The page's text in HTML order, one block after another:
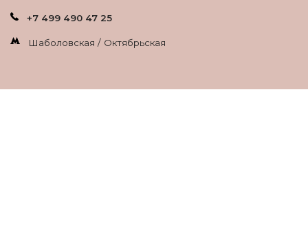
+7 499 490 47 25
Шаболовская / Октябрьская